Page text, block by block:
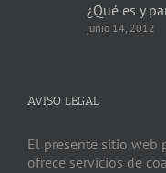
¿Qué es y
junio 14, 2012
AVISO LEGAL
El presente sitio web
ofrece servicios de